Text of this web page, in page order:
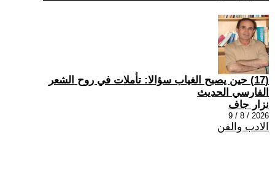
(17) حين يصبح الغياب سؤالا: تأملات في روح الشعر
الفارسي الحديث
نزار جاف
2026 / 8 / 9
الادب والفن